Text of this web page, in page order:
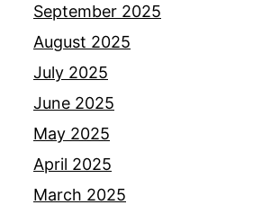
September 2025
August 2025
July 2025
June 2025
May 2025
April 2025
March 2025